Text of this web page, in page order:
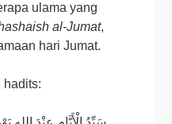
ulama yang
al-Jumat,
hari Jumat.
hadits: